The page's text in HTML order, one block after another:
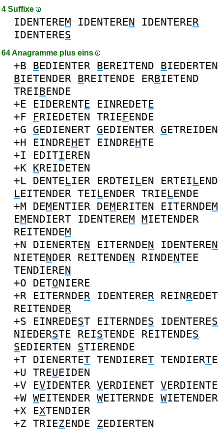
4 Suffixe
IDENTEREM IDENTEREN IDENTERER
IDENTERES
64 Anagramme plus eins
+B BEDIENTER BEREITEND BIEDERTEN
BIETENDER BREITENDE ERBIETEND
TREIBENDE
+E EIDERENTE EINREDETE
+F FRIEDETEN TRIEFENDE
+G GEDIENERT GEDIENTER GETREIDEN
+H EINDREHET EINDREHTE
+I EDITIEREN
+K KREIDETEN
+L DENTELIER ERDTEILEN ERTEILEND
LEITENDER TEILENDER TRIELENDE
+M DEMENTIER DEMERITEN EITERNDEM
EMENDIERT IDENTEREM MIETENDER
REITENDEM
+N DIENERTEN EITERNDEN IDENTEREN
NIETENDER REITENDEN RINDENTEE
TENDIEREN
+O DETONIERE
+R EITERNDER IDENTERER REINREDET
REITENDER
+S EINREDEST EITERNDES IDENTERES
NIEDERSTE REISTENDE REITENDES
SEDIERTEN STIERENDE
+T DIENERTET TENDIERET TENDIERTE
+U TREUEIDEN
+V EVIDENTER VERDIENET VERDIENTE
+W WEITENDER WEITERNDE WIETENDER
+X EXTENDIER
+Z TRIEZENDE ZEDIERTEN